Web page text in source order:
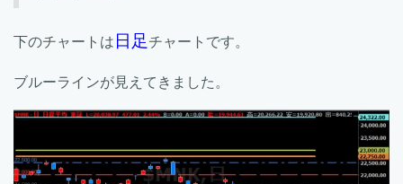
下のチャートは 日足 チャートです。
ブルーラインが見えてきました。